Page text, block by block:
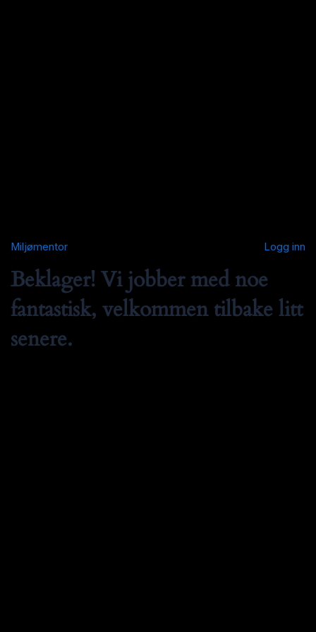
Miljømentor Logg inn
Beklager! Vi jobber med noe
fantastisk, velkommen tilbake litt
senere.